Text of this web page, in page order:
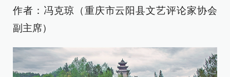
作者：冯克琼（重庆市云阳县文艺评论家协会
副主席）